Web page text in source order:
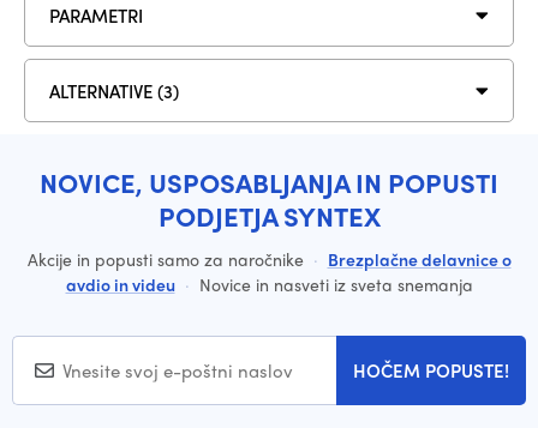
PARAMETRI
ALTERNATIVE (3)
NOVICE, USPOSABLJANJA IN POPUSTI
PODJETJA SYNTEX
Akcije in popusti samo za naročnike · Brezplačne delavnice o
avdio in videu · Novice in nasveti iz sveta snemanja
HOČEM POPUSTE!